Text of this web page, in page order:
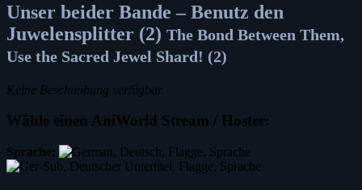
Unser beider Bande – Benutz den
Juwelensplitter (2) The Bond Between Them,
Use the Sacred Jewel Shard! (2)
Keine Beschreibung verfügbar.
Wähle einen AniWorld Stream / Hoster:
Sprache: